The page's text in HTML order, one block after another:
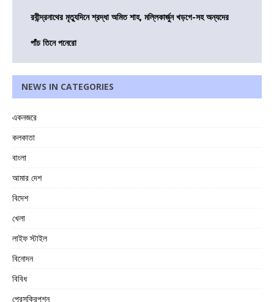
রবীন্দ্রনাথের মৃত্যুদিনে শ্রদ্ধা অমিত শাহ, মল্লিকার্জুন খড়গে-সহ অন্যদের
পাঁচ তিনে পনেরো
NEWS IN CATEGORIES
একনজরে
কলকাতা
বাংলা
আমার দেশ
বিদেশ
খেলা
লাইফ স্টাইল
বিনোদন
বিবিধ
প্রেসক্রিপশন